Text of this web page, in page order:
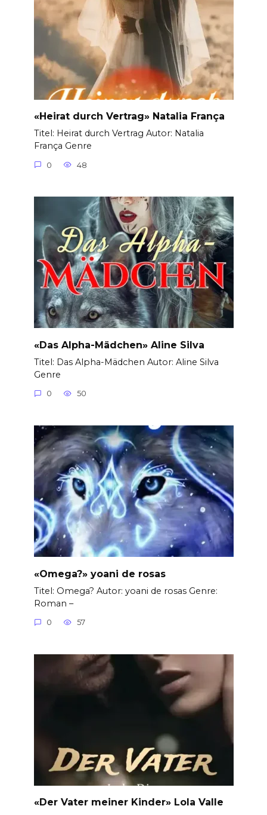
«Heirat durch Vertrag» Natalia França
Titel: Heirat durch Vertrag Autor: Natalia
França Genre
0 48
«Das Alpha-Mädchen» Aline Silva
Titel: Das Alpha-Mädchen Autor: Aline Silva
Genre
0 50
«Omega?» yoani de rosas
Titel: Omega? Autor: yoani de rosas Genre:
Roman –
0 57
«Der Vater meiner Kinder» Lola Valle